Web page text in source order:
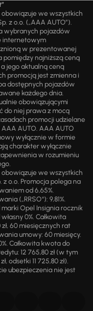
obowiązuje we wszystkich
z o.o. („AAA AUTO”).
wybranych pojazdów
internetowym
w prezentowanej
pomiędzy najniższą ceną
jego aktualną ceną
promocją jest zmienna i
dostępnych pojazdów
każdego dnia.
obowiązującymi
do niej prawa z mocą
promocji udzielane
AUTO. AAA AUTO
wyłącznie w formie
charakter wyłącznie
w rozumieniu
obowiązuje we wszystkich
o.o. Promocja polega na
od 6,65%.
(„RRSO“): 9,81%.
Opel Insignia rocznik
0%. Całkowita
60 miesięcznych rat
umowy: 60 miesięcy.
Całkowita kwota do
12 765,80 zł (w tym
odsetki 11 725,80 zł).
ubezpieczenia nie jest